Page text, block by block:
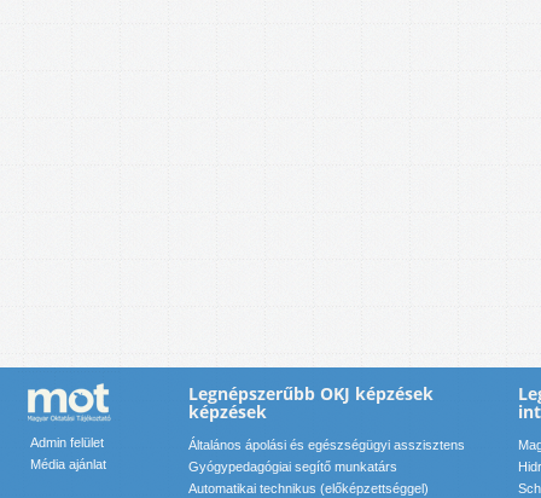
Admin felület
Média ajánlat
Legnépszerűbb OKJ képzések
képzések
Általános ápolási és egészségügyi asszisztens
Gyógypedagógiai segítő munkatárs
Automatikai technikus (előképzettséggel)